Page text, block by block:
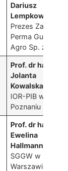
Dariusz
Lempkowski
Prezes Zarządu
Perma Guard
Agro Sp. z o.o.
Prof. dr hab.
Jolanta
Kowalska
IOR-PIB w
Poznaniu
Prof. dr hab.
Ewelina
Hallmann
SGGW w
Warszawie,